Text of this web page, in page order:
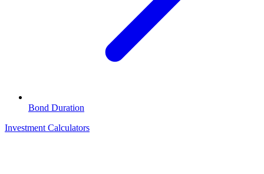
Bond Duration
Investment Calculators